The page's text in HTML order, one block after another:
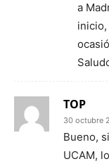
a
TOP
30 octubre
Bueno,
UCAM,